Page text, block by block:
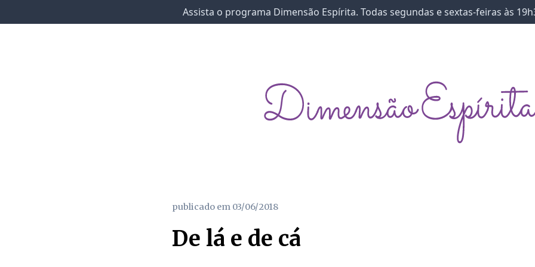
Assista o programa Dimensão Espírita. Todas segundas e sextas-feiras às
publicado em 03/06/2018
De lá e de cá